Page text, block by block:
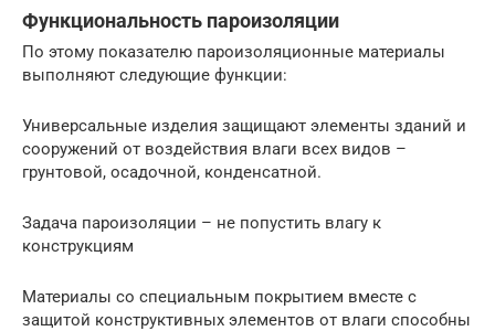
Функциональность пароизоляции
По этому показателю пароизоляционные материалы
выполняют следующие функции:
Универсальные изделия защищают элементы зданий и
сооружений от воздействия влаги всех видов –
грунтовой, осадочной, конденсатной.
Задача пароизоляции – не попустить влагу к
конструкциям
Материалы со специальным покрытием вместе с
защитой конструктивных элементов от влаги способны